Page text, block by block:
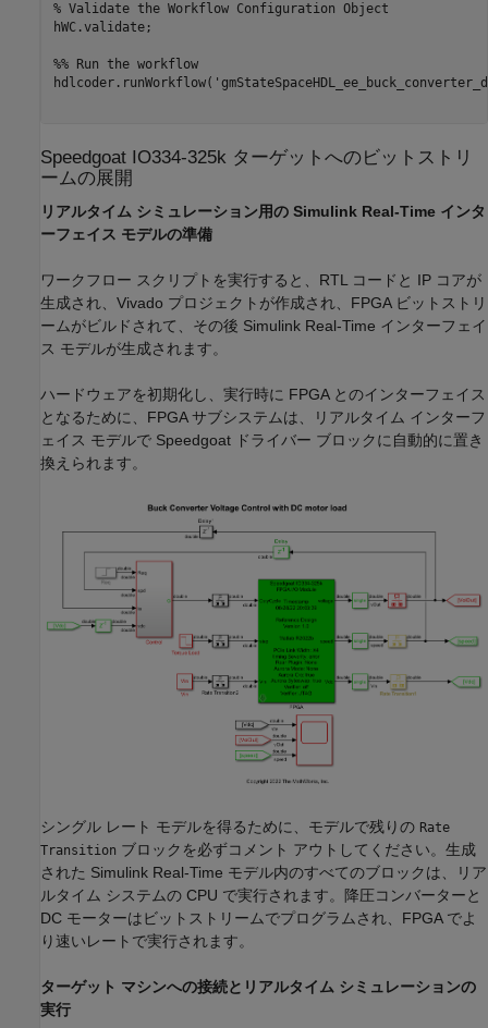
% Validate the Workflow Configuration Object
hWC.validate;
%% Run the workflow
hdlcoder.runWorkflow(
Speedgoat IO334-325k ターゲットへのビットストリ
ームの展開
リアルタイム シミュレーション用の Simulink Real-Time インタ
ーフェイス モデルの準備
ワークフロー スクリプトを実行すると、RTL コードと IP コアが
生成され、Vivado プロジェクトが作成され、FPGA ビットストリ
ームがビルドされて、その後 Simulink Real-Time インターフェイ
ス モデルが生成されます。
ハードウェアを初期化し、実行時に FPGA とのインターフェイス
となるために、FPGA サブシステムは、リアルタイム インターフ
ェイス モデルで Speedgoat ドライバー ブロックに自動的に置き
換えられます。
シングル レート モデルを得るために、モデルで残りの Rate
Transition ブロックを必ずコメント アウトしてください。生成
された Simulink Real-Time モデル内のすべてのブロックは、リア
ルタイム システムの CPU で実行されます。降圧コンバーターと
DC モーターはビットストリームでプログラムされ、FPGA でよ
り速いレートで実行されます。
ターゲット マシンへの接続とリアルタイム シミュレーションの
実行